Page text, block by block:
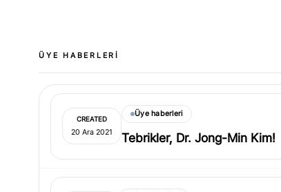
ÜYE HABERLERI
CREATED
20 Ara 2021
Üye haberleri
Tebrikler, Dr. Jong-Min Kim!